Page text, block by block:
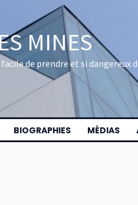
MINES
facile de prendre et si
BIOGRAPHIES MÉDIAS